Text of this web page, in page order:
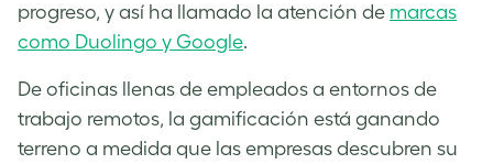
progreso, y así ha llamado la atención de marcas
como Duolingo y Google.
De oficinas llenas de empleados a entornos de
trabajo remotos, la gamificación está ganando
terreno a medida que las empresas descubren su